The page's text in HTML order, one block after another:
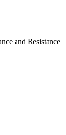
and Resistance